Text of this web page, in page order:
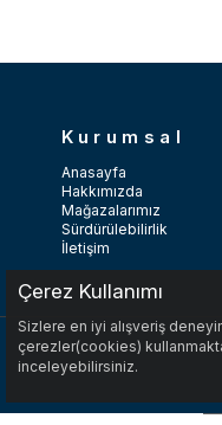
Kurumsal
Anasayfa
Hakkımızda
Mağazalarımız
Sürdürülebilirlik
İletişim
Çerez Kullanımı
Sizlere en iyi alışveriş
çerezler(cookies)
inceleyebilirsiniz.